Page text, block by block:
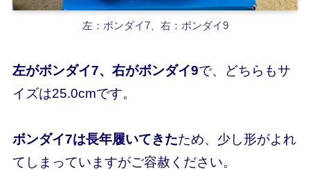
左：ボンダイ7、右：ボンダイ9
左がボンダイ7、右がボンダイ9で、どちらもサ
イズは25.0cmです。
ボンダイ7は長年履いてきたため、少し形がよれ
てしまっていますがご容赦ください。